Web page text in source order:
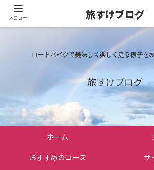
ロードバイクで美味しく楽しく走る様子を
旅すけブログ
ホーム
おすすめのコース
サ
メニュー 旅すけブログ